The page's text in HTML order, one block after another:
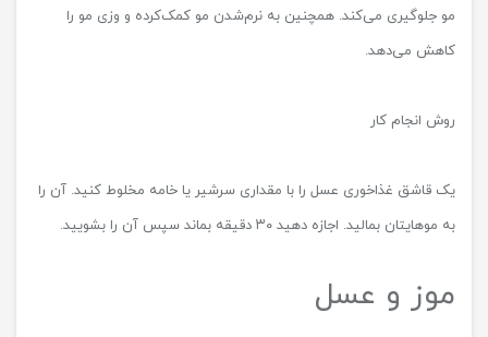
مو جلوگیری می‌کند. همچنین به نرم‌شدن مو کمک‌کرده و وزی مو را
کاهش می‌دهد.
روش انجام کار
یک قاشق غذاخوری عسل را با مقداری سرشیر یا خامه مخلوط کنید. آن را
به موهایتان بمالید. اجازه دهید ۳۰ دقیقه بماند سپس آن را بشویید.
موز و عسل